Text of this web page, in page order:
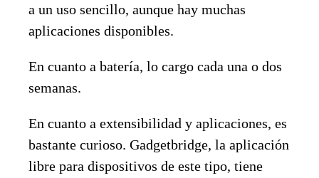
a un uso sencillo, aunque hay muchas
aplicaciones disponibles.
En cuanto a batería, lo cargo cada una o dos
semanas.
En cuanto a extensibilidad y aplicaciones, es
bastante curioso. Gadgetbridge, la aplicación
libre para dispositivos de este tipo, tiene